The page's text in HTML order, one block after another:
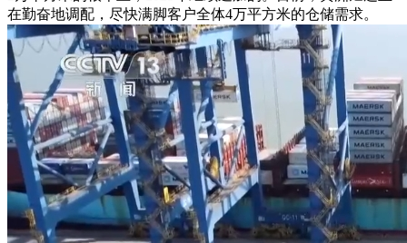
在勤奋地调配，尽快满脚客户全体4万平方米的仓储需求。